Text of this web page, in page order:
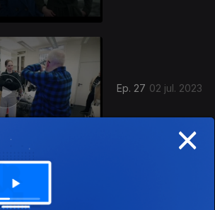
Ep. 27 02 jul. 2023
×